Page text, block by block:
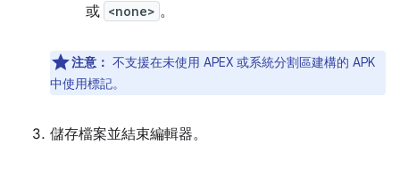
或 <none> 。
注意： 不支援在未使用 APEX 或系統分割區建構的 APK
中使用標記。
儲存檔案並結束編輯器。